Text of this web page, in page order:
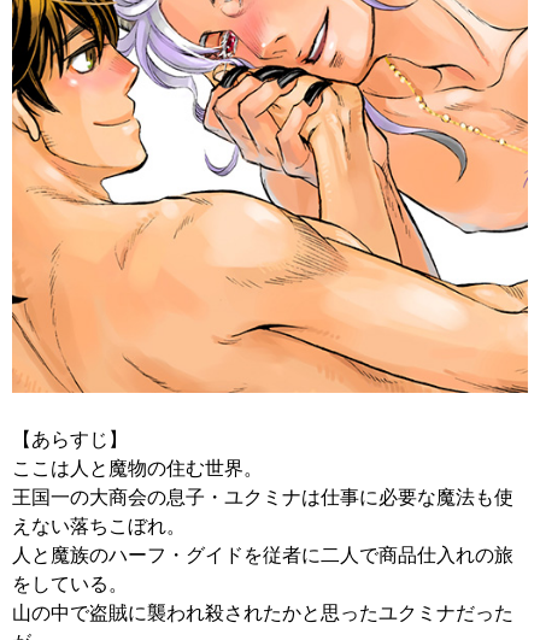
【あらすじ】
ここは人と魔物の住む世界。
王国一の大商会の息子・ユクミナは仕事に必要な魔法も使
えない落ちこぼれ。
人と魔族のハーフ・グイドを従者に二人で商品仕入れの旅
をしている。
山の中で盗賊に襲われ殺されたかと思ったユクミナだった